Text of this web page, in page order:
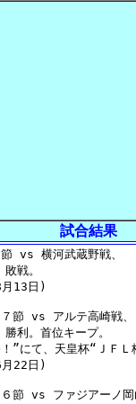
試合結果